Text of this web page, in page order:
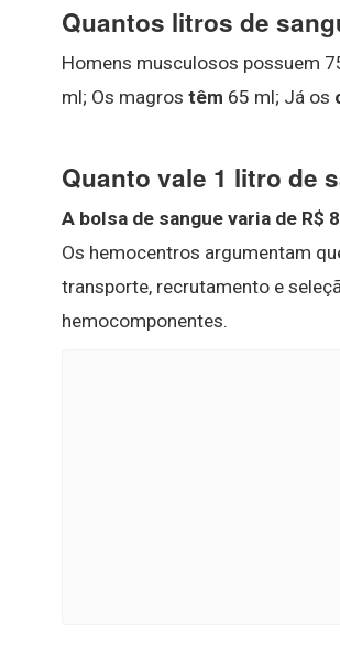
Quantos litros de
Homens musculosos possuem
ml; Os magros têm 65 ml; Já os
Quanto vale 1 litro de
A bolsa de sangue varia de R$
Os hemocentros argumentam
transporte, recrutamento e
hemocomponentes.